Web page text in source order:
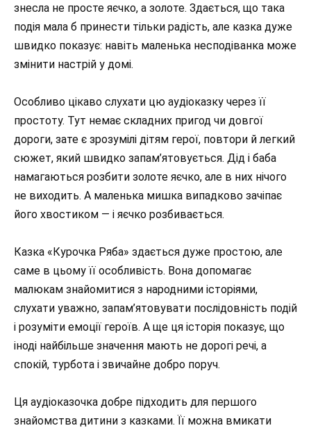
знесла не просте яєчко, а золоте. Здається, що така
подія мала б принести тільки радість, але казка дуже
швидко показує: навіть маленька несподіванка може
змінити настрій у домі.
Особливо цікаво слухати цю аудіоказку через її
простоту. Тут немає складних пригод чи довгої
дороги, зате є зрозумілі дітям герої, повтори й легкий
сюжет, який швидко запам’ятовується. Дід і баба
намагаються розбити золоте яєчко, але в них нічого
не виходить. А маленька мишка випадково зачіпає
його хвостиком — і яєчко розбивається.
Казка «Курочка Ряба» здається дуже простою, але
саме в цьому її особливість. Вона допомагає
малюкам знайомитися з народними історіями,
слухати уважно, запам’ятовувати послідовність подій
і розуміти емоції героїв. А ще ця історія показує, що
іноді найбільше значення мають не дорогі речі, а
спокій, турбота і звичайне добро поруч.
Ця аудіоказочка добре підходить для першого
знайомства дитини з казками. Її можна вмикати